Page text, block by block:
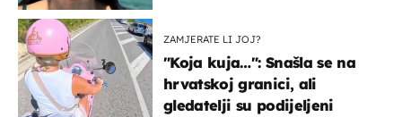
ZAMJERATE LI JOJ?
"Koja kuja…": Snašla se na
hrvatskoj granici, ali
gledatelji su podijeljeni